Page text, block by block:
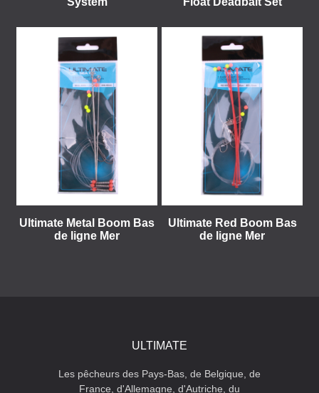
Ultimate Metal Boom Bas
de ligne Mer
Ultimate Red Boom Bas
de ligne Mer
ULTIMATE
Les pêcheurs des Pays-Bas, de Belgique, de
France, d'Allemagne, d'Autriche, du